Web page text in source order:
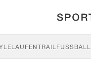
LAUFENTRAILFUSSBALL